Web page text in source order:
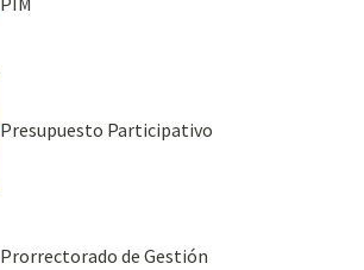
Presupuesto Participativo
Prorrectorado de Gestión